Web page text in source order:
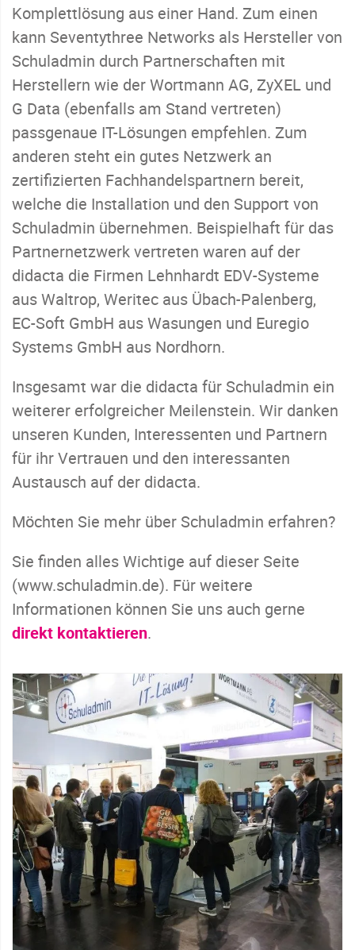
Komplettlösung aus einer Hand. Zum einen
kann Seventythree Networks als Hersteller von
Schuladmin durch Partnerschaften mit
Herstellern wie der Wortmann AG, ZyXEL und
G Data (ebenfalls am Stand vertreten)
passgenaue IT-Lösungen empfehlen. Zum
anderen steht ein gutes Netzwerk an
zertifizierten Fachhandelspartnern bereit,
welche die Installation und den Support von
Schuladmin übernehmen. Beispielhaft für das
Partnernetzwerk vertreten waren auf der
didacta die Firmen Lehnhardt EDV-Systeme
aus Waltrop, Weritec aus Übach-Palenberg,
EC-Soft GmbH aus Wasungen und Euregio
Systems GmbH aus Nordhorn.
Insgesamt war die didacta für Schuladmin ein
weiterer erfolgreicher Meilenstein. Wir danken
unseren Kunden, Interessenten und Partnern
für ihr Vertrauen und den interessanten
Austausch auf der didacta.
Möchten Sie mehr über Schuladmin erfahren?
Sie finden alles Wichtige auf dieser Seite
(www.schuladmin.de). Für weitere
Informationen können Sie uns auch gerne
direkt kontaktieren.